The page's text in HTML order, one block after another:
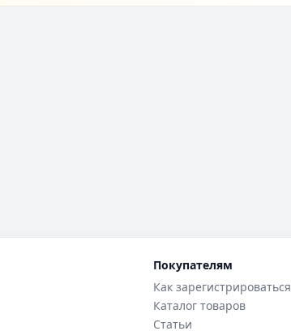
Покупателям
Как зарегистрироваться
Каталог товаров
Статьи